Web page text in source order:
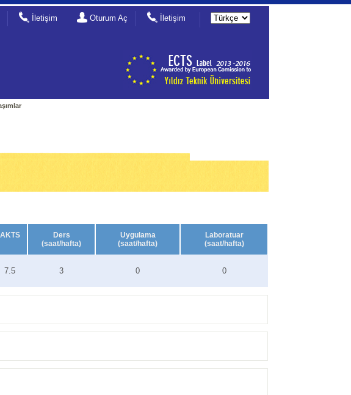
İletişim Oturum Aç İletişim
AKTS
Ders
(saat/hafta)
Uygulama
(saat/hafta)
Laboratuar
(saat/hafta)
7.5 3 0 0